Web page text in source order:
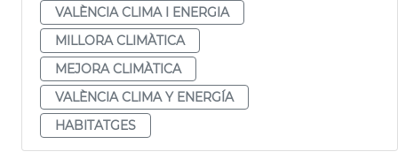
VALÈNCIA CLIMA I ENERGIA
MILLORA CLIMÀTICA
MEJORA CLIMÀTICA
VALÈNCIA CLIMA Y ENERGÍA
HABITATGES